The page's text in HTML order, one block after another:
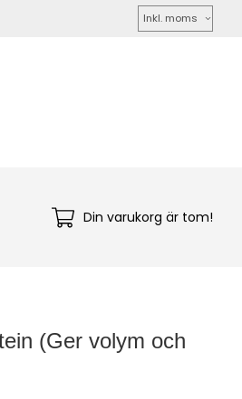
Välj
moms
Din varukorg är tom!
(Ger volym och